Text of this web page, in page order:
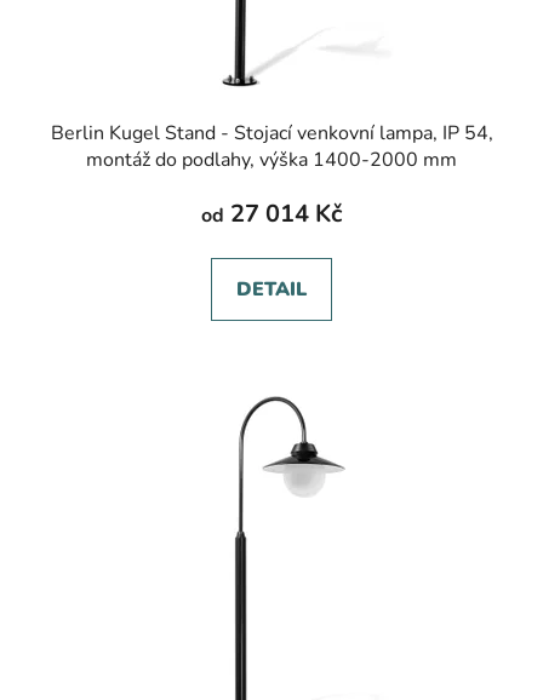
Berlin Kugel Stand - Stojací venkovní lampa, IP 54,
montáž do podlahy, výška 1400-2000 mm
od 27 014 Kč
DETAIL